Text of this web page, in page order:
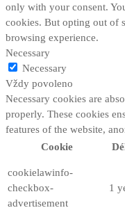
only with your consent.
cookies. But opting out of
browsing experience.
Necessary
Necessary
Vždy povoleno
Necessary cookies are
properly. These cookies
features of the website,
Cookie
cookielawinfo-
checkbox-
advertisement
1